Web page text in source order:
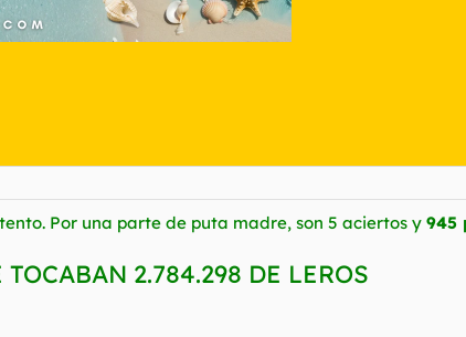
Por una parte de puta madre, son 5 aciertos y 945
2.784.298 DE LEROS